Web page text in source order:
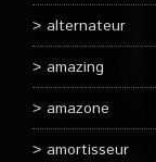
alternateur
amazing
amazone
amortisseur